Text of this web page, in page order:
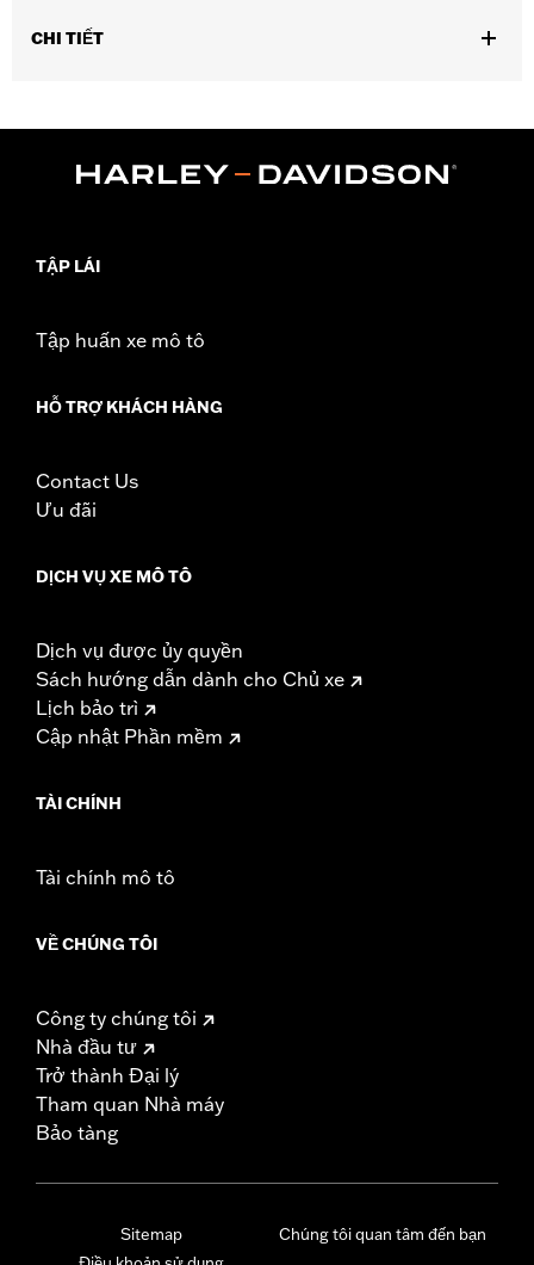
CHI TIẾT
cover. Does not fit CVO models.
Installation Instructions
In the Box:
d.com/warrantyfor full details
TẬP LÁI
Tập huấn xe mô tô
HỖ TRỢ KHÁCH HÀNG
Contact Us
Ưu đãi
DỊCH VỤ XE MÔ TÔ
Dịch vụ được ủy quyền
Sách hướng dẫn dành cho Chủ xe
Lịch bảo trì
Cập nhật Phần mềm
TÀI CHÍNH
Tài chính mô tô
VỀ CHÚNG TÔI
Công ty chúng tôi
Nhà đầu tư
Trở thành Đại lý
Tham quan Nhà máy
Bảo tàng
Sitemap
Chúng tôi quan tâm đến bạn